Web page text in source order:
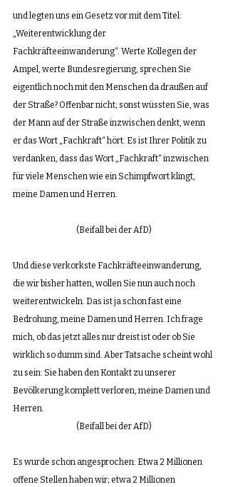
und legten uns ein Gesetz vor mit dem Titel:
„Weiterentwicklung der
Fachkräfteeinwanderung“. Werte Kollegen der
Ampel, werte Bundesregierung, sprechen Sie
eigentlich noch mit den Menschen da draußen auf
der Straße? Offenbar nicht; sonst wüssten Sie, was
der Mann auf der Straße inzwischen denkt, wenn
er das Wort „Fachkraft“ hört. Es ist Ihrer Politik zu
verdanken, dass das Wort „Fachkraft“ inzwischen
für viele Menschen wie ein Schimpfwort klingt,
meine Damen und Herren.
(Beifall bei der AfD)
Und diese verkorkste Fachkräfteeinwanderung,
die wir bisher hatten, wollen Sie nun auch noch
weiterentwickeln. Das ist ja schon fast eine
Bedrohung, meine Damen und Herren. Ich frage
mich, ob das jetzt alles nur dreist ist oder ob Sie
wirklich so dumm sind. Aber Tatsache scheint wohl
zu sein: Sie haben den Kontakt zu unserer
Bevölkerung komplett verloren, meine Damen und
Herren.
(Beifall bei der AfD)
Es wurde schon angesprochen: Etwa 2 Millionen
offene Stellen haben wir; etwa 2 Millionen